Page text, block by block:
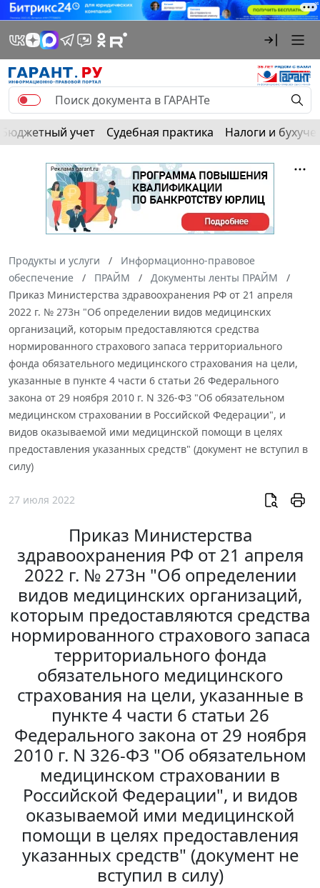
Бюджетный учет Судебная практика Налоги и
Продукты и услуги
Информационно-правовое
обеспечение
ПРАЙМ
Документы ленты ПРАЙМ
Приказ Министерства здравоохранения РФ от 21 апреля
2022 г. № 273н "Об определении видов медицинских
организаций, которым предоставляются средства
нормированного страхового запаса территориального
фонда обязательного медицинского страхования на цели,
указанные в пункте 4 части 6 статьи 26 Федерального
закона от 29 ноября 2010 г. N 326-ФЗ "Об обязательном
медицинском страховании в Российской Федерации", и
видов оказываемой ими медицинской помощи в целях
предоставления указанных средств" (документ не вступил в
силу)
27 июля 2022
Приказ Министерства
здравоохранения РФ от 21 апреля
2022 г. № 273н "Об определении
видов медицинских организаций,
которым предоставляются средства
нормированного страхового запаса
территориального фонда
обязательного медицинского
страхования на цели, указанные в
пункте 4 части 6 статьи 26
Федерального закона от 29 ноября
2010 г. N 326-ФЗ "Об обязательном
медицинском страховании в
Российской Федерации", и видов
оказываемой ими медицинской
помощи в целях предоставления
указанных средств" (документ не
вступил в силу)